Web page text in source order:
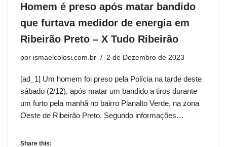
Homem é preso após matar bandido
que furtava medidor de energia em
Ribeirão Preto – X Tudo Ribeirão
por ismaelcolosi.com.br 2 de Dezembro de 2023
[ad_1] Um homem foi preso pela Polícia na tarde deste
sábado (2/12), após matar um bandido a tiros durante
um furto pela manhã no bairro Planalto Verde, na zona
Oeste de Ribeirão Preto. Segundo informações…
Share this: